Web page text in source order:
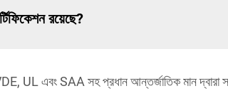
রয়েছে?
UL এবং SAA সহ প্রধান আন্তর্জাতিক মান দ্বারা